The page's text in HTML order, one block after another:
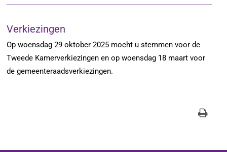
Verkiezingen
Op woensdag 29 oktober 2025 mocht u stemmen voor de
Tweede Kamerverkiezingen en op woensdag 18 maart voor
de gemeenteraadsverkiezingen.